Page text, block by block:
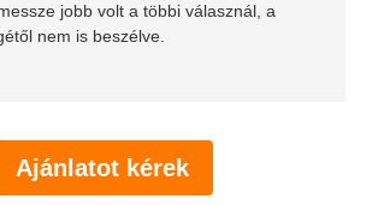
jobb volt a többi válasznál, a
nem is beszélve.
Ajánlatot kérek